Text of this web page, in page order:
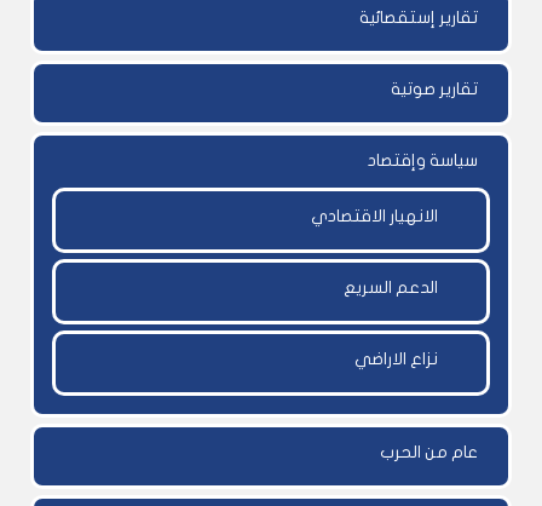
تقارير إستقصائية
تقارير صوتية
سياسة وإقتصاد
الانهيار الاقتصادي
الدعم السريع
نزاع الاراضي
عام من الحرب